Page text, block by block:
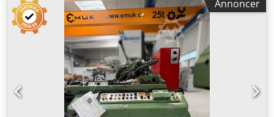
Tekniske data: Maks. modul: 2 Stigning: 0,5 - 25 mm
Gængemultiplacitet: flergængede / multiple Maks.
emnediameter: 40 mm Maks. emnelængde: 180 mm Maks.
fræserdiameter: 80 mm Maks. fræserbredde: 12 mm Z-
akse (fræselængde med modspids): 90 mm Crodpfx Aev
Ucdvedksf Z-akse (fræselængde uden modspids): 113 mm
Fræsehovedets svingvinkel: 30° / 30° Beskrivelse:
Tandhjulsafslibnings- og gevindskæremaskine LAMBERT -
124 CNC Maskinen er i velholdt stand.
Annoncer